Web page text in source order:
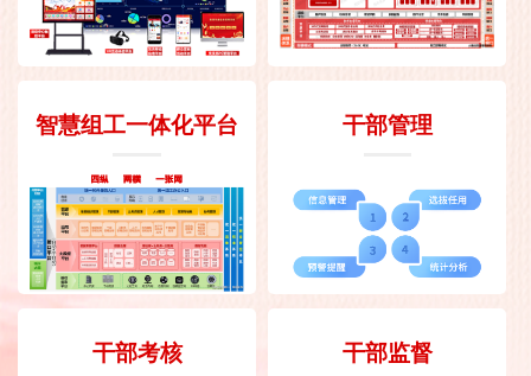
智慧组工一体化平台 干部管理
干部考核 干部监督